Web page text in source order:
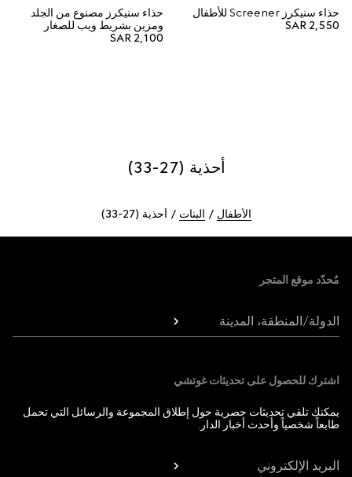
حذاء سنيكرز Screener للأطفال
SAR 2,550
حذاء سنيكرز مصنوع من الجلد
ومزين بشريط ويب للصغار
SAR 2,100
أحذية (27-33)
الأطفال البنات أحذية (27-33)
مُحدّد موقع المتجر
الدولة/المنطقة، المدينة
اشترك للحصول على تحديثات غوتشي
يمكنك تلقي تحديثات حصرية حول إطلاق المجموعة والرسائل التي تحمل
طابعاً شخصياً وأحدث أخبار الدار.
البريد الإلكتروني